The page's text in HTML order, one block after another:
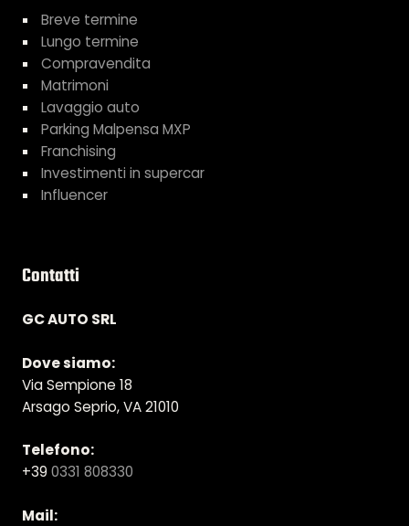
Breve termine
Lungo termine
Compravendita
Matrimoni
Lavaggio auto
Parking Malpensa MXP
Franchising
Investimenti in supercar
Influencer
Contatti
GC AUTO SRL
Dove siamo:
Via Sempione 18
Arsago Seprio, VA 21010
Telefono:
+39 0331 808330
Mail: